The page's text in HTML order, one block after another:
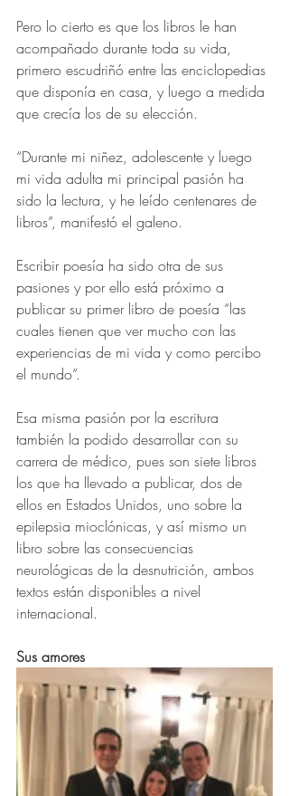
Pero lo cierto es que los libros le han
acompañado durante toda su vida,
primero escudriñó entre las enciclopedias
que disponía en casa, y luego a medida
que crecía los de su elección.
“Durante mi niñez, adolescente y luego
mi vida adulta mi principal pasión ha
sido la lectura, y he leído centenares de
libros”, manifestó el galeno.
Escribir poesía ha sido otra de sus
pasiones y por ello está próximo a
publicar su primer libro de poesía “las
cuales tienen que ver mucho con las
experiencias de mi vida y como percibo
el mundo”.
Esa misma pasión por la escritura
también la podido desarrollar con su
carrera de médico, pues son siete libros
los que ha llevado a publicar, dos de
ellos en Estados Unidos, uno sobre la
epilepsia mioclónicas, y así mismo un
libro sobre las consecuencias
neurológicas de la desnutrición, ambos
textos están disponibles a nivel
internacional.
Sus amores